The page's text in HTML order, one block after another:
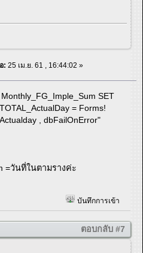
: 25 เม.ย. 61 , 16:44:02 »
SET
= Forms!
, dbFailOnError"
=วันที่ในตามรางค่ะ
บันทึกการเข้า
ตอบกลับ #7